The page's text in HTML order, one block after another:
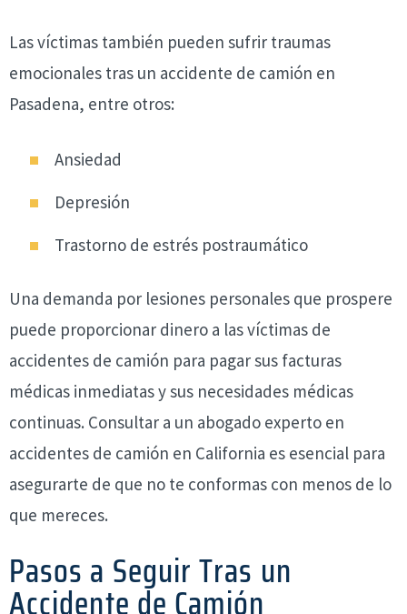
Las víctimas también pueden sufrir traumas
emocionales tras un accidente de camión en
Pasadena, entre otros:
Ansiedad
Depresión
Trastorno de estrés postraumático
Una demanda por lesiones personales que prospere
puede proporcionar dinero a las víctimas de
accidentes de camión para pagar sus facturas
médicas inmediatas y sus necesidades médicas
continuas. Consultar a un abogado experto en
accidentes de camión en California es esencial para
asegurarte de que no te conformas con menos de lo
que mereces.
Pasos a Seguir Tras un
Accidente de Camión